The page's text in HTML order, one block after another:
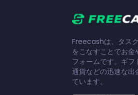
Freecashは、タス
をこなすことでお金
フォームです。ギ
通貨などの迅速な
ています。